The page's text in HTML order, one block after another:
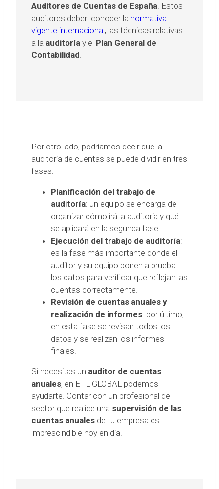
Auditores de Cuentas de España . Estos
auditores deben conocer la normativa
vigente internacional, las técnicas relativas
a la auditoría y el Plan General de
Contabilidad
Por otro lado, podríamos decir que la
auditoría de cuentas se puede dividir en tres
fases:
Planificación del trabajo de
auditoría: un equipo se encarga de
organizar cómo irá la auditoría y qué
se aplicará en la segunda fase.
Ejecución del trabajo de auditoría:
es la fase más importante donde el
auditor y su equipo ponen a prueba
los datos para verificar que reflejan las
cuentas correctamente.
Revisión de cuentas anuales y
realización de informes: por último,
en esta fase se revisan todos los
datos y se realizan los informes
finales.
Si necesitas un auditor de cuentas
anuales, en ETL GLOBAL podemos
ayudarte. Contar con un profesional del
sector que realice una supervisión de las
cuentas anuales de tu empresa es
imprescindible hoy en día.